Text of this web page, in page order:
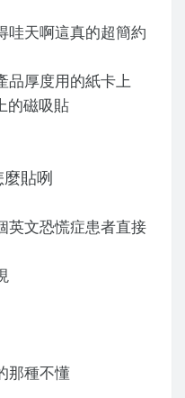
哇天啊這真的超簡約
品厚度用的紙卡上
的磁吸貼
貼咧
英文恐慌症患者直接
那種不懂